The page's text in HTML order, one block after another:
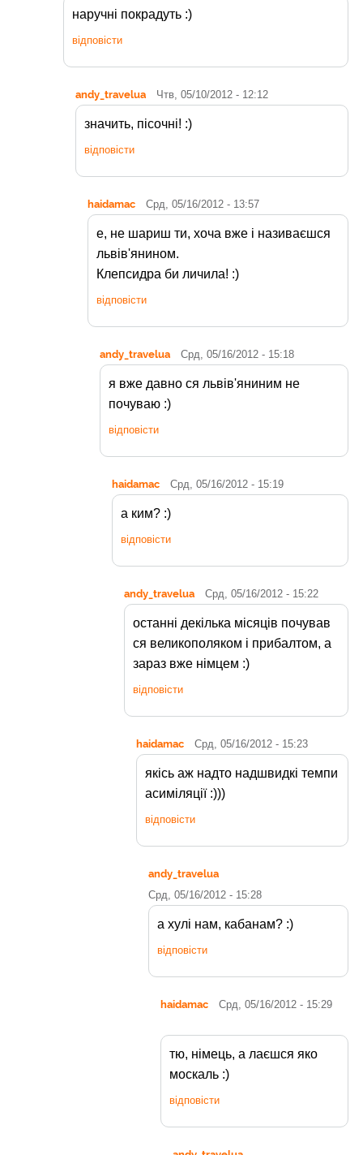
наручні покрадуть :)
відповісти
andy_travelua Чтв, 05/10/2012 - 12:12
значить, пісочні! :)
відповісти
haidamac Срд, 05/16/2012 - 13:57
е, не шариш ти, хоча вже і називаєшся
львів'янином.
Клепсидра би личила! :)
відповісти
andy_travelua Срд, 05/16/2012 - 15:18
я вже давно ся львів'яниним не
почуваю :)
відповісти
haidamac Срд, 05/16/2012 - 15:19
а ким? :)
відповісти
andy_travelua Срд, 05/16/2012 - 15:22
останні декілька місяців почував
ся великополяком і прибалтом, а
зараз вже німцем :)
відповісти
haidamac Срд, 05/16/2012 - 15:23
якісь аж надто надшвидкі темпи
асиміляції :)))
відповісти
andy_travelua
Срд, 05/16/2012 - 15:28
а хулі нам, кабанам? :)
відповісти
haidamac Срд, 05/16/2012 - 15:29
тю, німець, а лаєшся яко
москаль :)
відповісти